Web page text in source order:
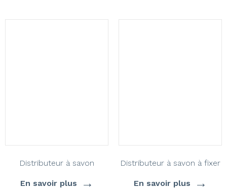
Distributeur à savon
En savoir plus →
Distributeur à savon à fixer
En savoir plus →